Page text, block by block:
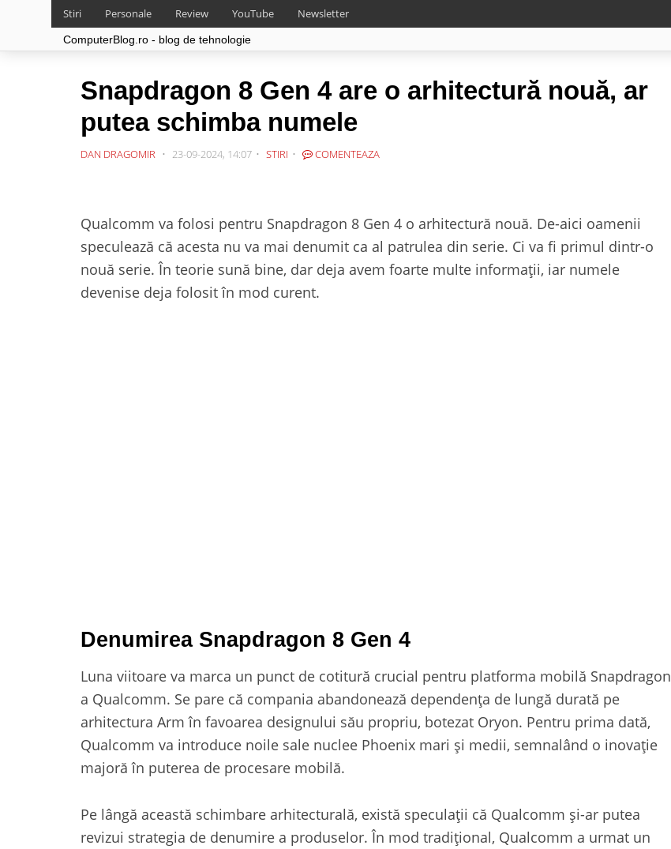
Stiri Personale Review YouTube Newsletter
ComputerBlog.ro - blog de tehnologie
Snapdragon 8 Gen 4 are o arhitectură nouă, ar
putea schimba numele
DAN DRAGOMIR 23-09-2024, 14:07 STIRI COMENTEAZA
Qualcomm va folosi pentru Snapdragon 8 Gen 4 o arhitectură nouă. De-aici oamenii
speculează că acesta nu va mai denumit ca al patrulea din serie. Ci va fi primul dintr-o
nouă serie. În teorie sună bine, dar deja avem foarte multe informații, iar numele
devenise deja folosit în mod curent.
Denumirea Snapdragon 8 Gen 4
Luna viitoare va marca un punct de cotitură crucial pentru platforma mobilă Snapdragon
a Qualcomm. Se pare că compania abandonează dependența de lungă durată pe
arhitectura Arm în favoarea designului său propriu, botezat Oryon. Pentru prima dată,
Qualcomm va introduce noile sale nuclee Phoenix mari și medii, semnalând o inovație
majoră în puterea de procesare mobilă.
Pe lângă această schimbare arhitecturală, există speculații că Qualcomm și-ar putea
revizui strategia de denumire a produselor. În mod tradițional, Qualcomm a urmat un